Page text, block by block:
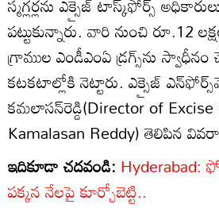
పట్టుకున్నారు. వారి నుంచి రూ.12
గ్రాముల ఎండీఎంఏ డ్రగ్స్‌ను స్వాధీనం
కటకటాల్లోకి నెట్టారు. ఎక్సైజ్‌
కమలాసన్‌రెడ్డి(Director of
Kamalasan Reddy) తెలిపిన
ఇదికూడా చదవండి: Hyderabad:
పక్కన నేలపై కూర్చోబెట్టి..